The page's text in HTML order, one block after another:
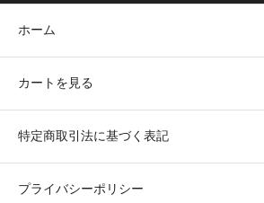
ホーム
カートを見る
特定商取引法に基づく表記
プライバシーポリシー